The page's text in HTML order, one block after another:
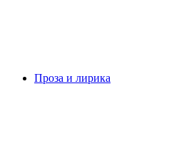
Проза и лирика